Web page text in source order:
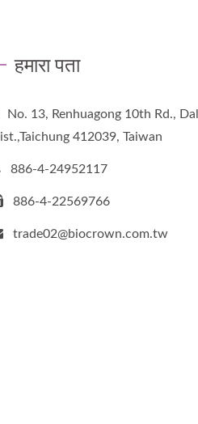
हमारा पता
No. 13, Renhuagong 10th Rd.,
412039, Taiwan
886-4-24952117
886-4-22569766
trade02@biocrown.com.tw